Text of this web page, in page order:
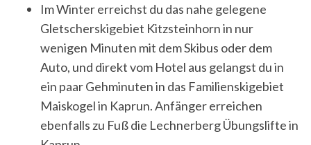
Im Winter erreichst du das nahe gelegene
Gletscherskigebiet Kitzsteinhorn in nur
wenigen Minuten mit dem Skibus oder dem
Auto, und direkt vom Hotel aus gelangst du in
ein paar Gehminuten in das Familienskigebiet
Maiskogel in Kaprun. Anfänger erreichen
ebenfalls zu Fuß die Lechnerberg Übungslifte in